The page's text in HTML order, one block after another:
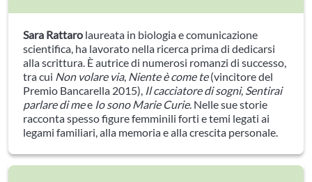
Sara Rattaro laureata in biologia e comunicazione
scientifica, ha lavorato nella ricerca prima di dedicarsi
alla scrittura. È autrice di numerosi romanzi di successo,
tra cui Non volare via, Niente è come te(vincitore del
Premio Bancarella 2015), Il cacciatore di sogni, Sentirai
parlare di mee Io sono Marie Curie. Nelle sue storie
racconta spesso figure femminili forti e temi legati ai
legami familiari, alla memoria e alla crescita personale.